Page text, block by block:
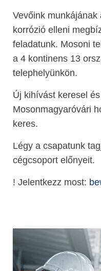
Vevőink
korrózió elleni
feladatunk. Mosoni
a 4 kontinens 13
telephelyünkön.
Új kihívást keresel
Mosonmagyaróvári
keres.
Légy a csapatunk
cégcsoport előnyeit.
! Jelentkezz most: